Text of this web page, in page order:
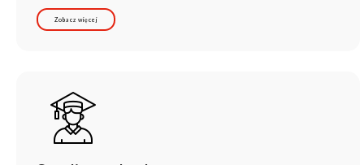
Zobacz więcej